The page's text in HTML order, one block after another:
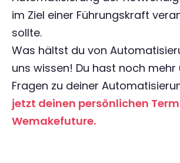
im Ziel einer Führungskraft
sollte.
Was hältst du von
uns wissen! Du hast noch
Fragen zu deiner
jetzt deinen persönlichen
Wemakefuture.